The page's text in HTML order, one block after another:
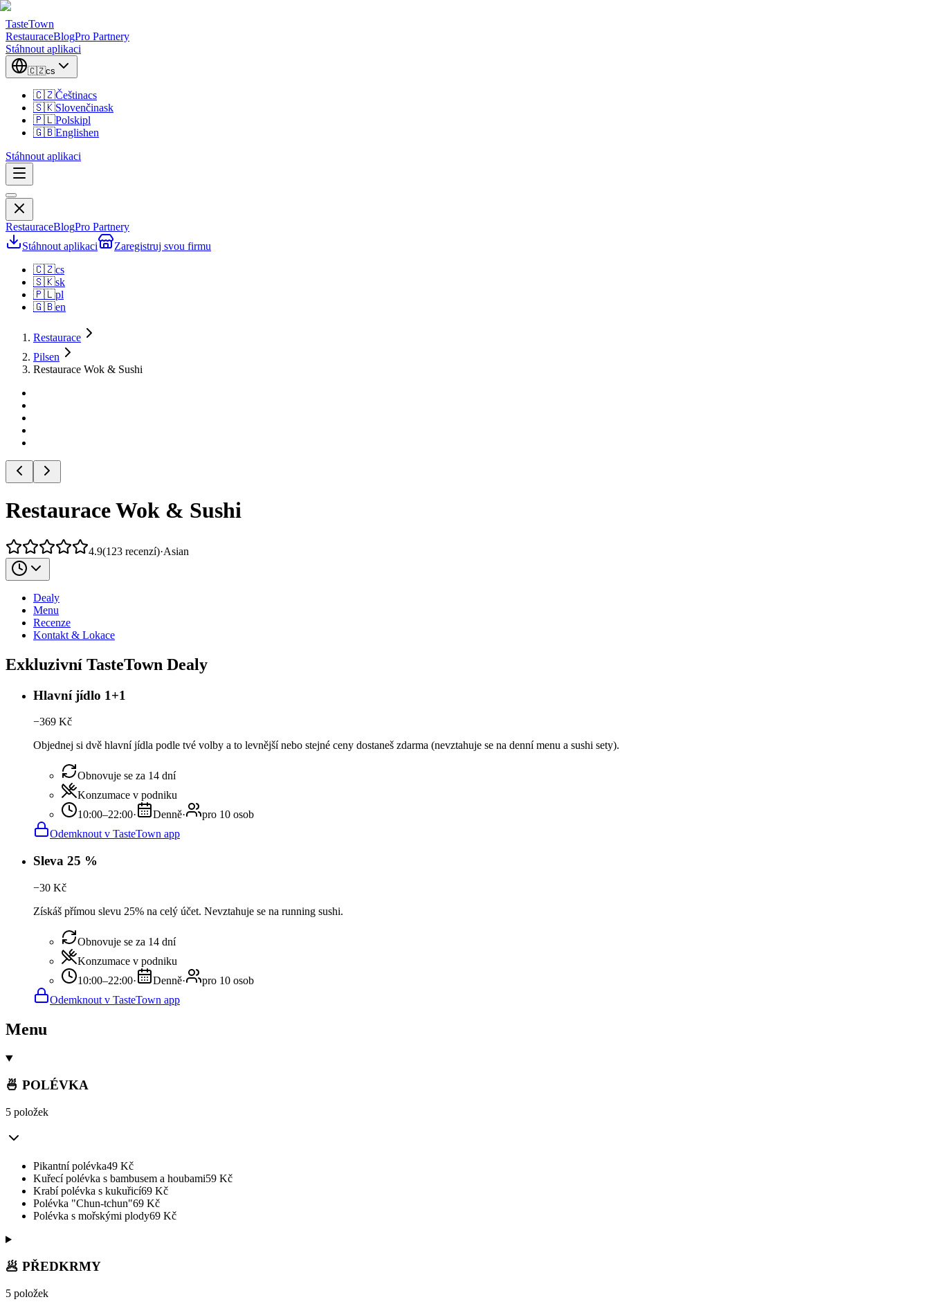
TasteTown
RestauraceBlogPro Partnery
Stáhnout aplikaci
🇨🇿cs
🇨🇿Češtinacs
🇸🇰Slovenčinask
🇵🇱Polskipl
🇬🇧Englishen
Stáhnout aplikaci
RestauraceBlogPro Partnery
Stáhnout aplikaci
Zaregistruj svou firmu
🇨🇿cs
🇸🇰sk
🇵🇱pl
🇬🇧en
Restaurace
Pilsen
Restaurace Wok & Sushi
Restaurace Wok & Sushi
4.9(123 recenzí)·Asian
Dealy
Menu
Recenze
Kontakt & Lokace
Exkluzivní TasteTown Dealy
Hlavní jídlo 1+1
−369 Kč
Objednej si dvě hlavní jídla podle tvé volby a to levnější nebo stejné ceny dostaneš zdarma (nevztahuje se na denní menu a sushi sety).
Obnovuje se za 14 dní
Konzumace v podniku
10:00–22:00· Denně·
pro 10 osob
Odemknout v TasteTown app
Sleva 25 %
−30 Kč
Získáš přímou slevu 25% na celý účet. Nevztahuje se na running sushi.
Obnovuje se za 14 dní
Konzumace v podniku
10:00–22:00· Denně·
pro 10 osob
Odemknout v TasteTown app
Menu
🍜 POLÉVKA
5 položek
Pikantní polévka49 Kč
Kuřecí polévka s bambusem a houbami59 Kč
Krabí polévka s kukuřicí69 Kč
Polévka "Chun-tchun"69 Kč
Polévka s mořskými plody69 Kč
🥟 PŘEDKRMY
5 položek